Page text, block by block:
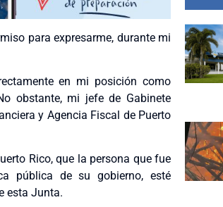
para expresarme, durante mi
en mi posición como
obstante, mi jefe de Gabinete
y Agencia Fiscal de Puerto
Rico, que la persona que fue
pública de su gobierno, esté
esta Junta.